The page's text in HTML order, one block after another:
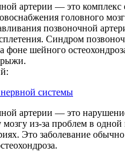
артерии — это комплекс
головного
позвоночной
Синдром
фоне шейного
системы
артерии — это
из-за проблем в
Это заболевание обычно